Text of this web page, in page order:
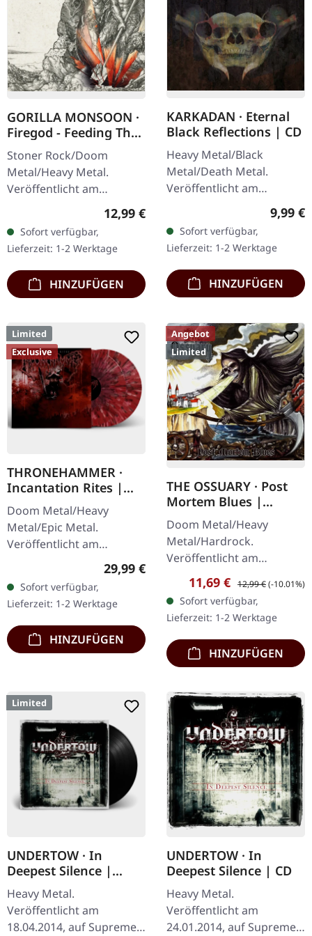
GORILLA MONSOON ·
Firegod - Feeding The
Beast | CD
Stoner Rock/Doom
Metal/Heavy Metal.
Veröffentlicht am
11.05.2018, auf Supreme
Chaos Records. CD im
Jewelcase mit 8-seitigem
Booklet. Das dritte
Album…
Regulärer Preis:
12,99 €
Sofort verfügbar,
Lieferzeit: 1-2 Werktage
HINZUFÜGEN
KARKADAN · Eternal
Black Reflections | CD
Heavy Metal/Black
Metal/Death Metal.
Veröffentlicht am
19.01.2002, auf Supreme
Chaos Records. CD im
Jewelcase. Neuauflage mit
neuem Artwork,…
9,99 €
Sofort verfügbar,
Lieferzeit: 1-2 Werktage
HINZUFÜGEN
Limited
Exclusive
THRONEHAMMER ·
Incantation Rites |
SPLATTER 2LP
Doom Metal/Heavy
Metal/Epic Metal.
Veröffentlicht am
21.10.2022, auf Supreme
Chaos Records. SCR-
exklusives Transparent
Rot/Schwarz/Weiß…
Regulärer Preis:
29,99 €
Sofort verfügbar,
Lieferzeit: 1-2 Werktage
HINZUFÜGEN
Angebot
Limited
THE OSSUARY · Post
Mortem Blues |
DIGIPAK CD
Doom Metal/Heavy
Metal/Hardrock.
Veröffentlicht am
17.02.2017, auf Supreme
Chaos Records. Limitierte
Erstauflage als Digipak.
Debüt-Album der…
Verkaufspreis:
11,69 € Regulärer Preis:
12,99 €(-10.01%)
Sofort verfügbar,
Lieferzeit: 1-2 Werktage
HINZUFÜGEN
Limited
UNDERTOW · In
Deepest Silence |
BLACK LP
Heavy Metal.
Veröffentlicht am
18.04.2014, auf Supreme
UNDERTOW · In
Deepest Silence | CD
Heavy Metal.
Veröffentlicht am
24.01.2014, auf Supreme